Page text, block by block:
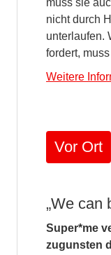
nicht durch
unterlaufen.
fordert,
Weitere
Vor Ort
„We can
Super*me
zugunsten